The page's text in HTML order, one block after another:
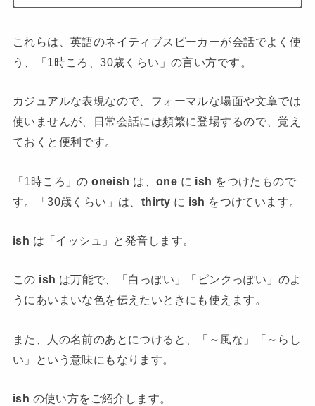
これらは、英語のネイティブスピーカーが会話でよく使
う、「1時ころ、30歳くらい」の言い方です。
カジュアルな表現なので、フォーマルな場面や文章では
使いませんが、日常会話には頻繁に登場するので、覚え
ておくと便利です。
「1時ころ」のoneish は、 one に ish をつけたもので
す。「30歳くらい」は、 thirty に ish をつけています。
ish は「イッシュ」と発音します。
この ish は万能で、「白っぽい」「ピンクっぽい」のよ
うにあいまいな色を伝えたいときにも使えます。
また、人の名前のあとにつけると、「～風な」「～らし
い」という意味にもなります。
ish の使い方をご紹介します。